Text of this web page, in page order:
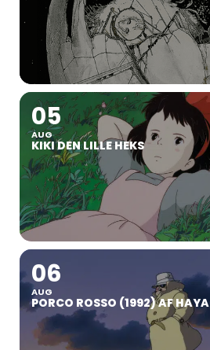
05
AUG
KIKI DEN LILLE HEKS
06
AUG
PORCO ROSSO (1992) AF